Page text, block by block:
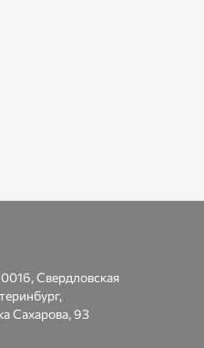
Свердловская
Сахарова, 93